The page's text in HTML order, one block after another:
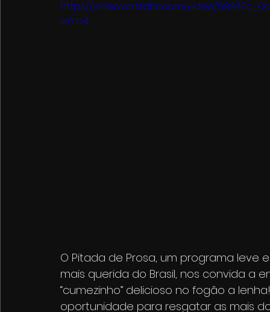
https://video.wixstatic.com/video/
e.mp4
O Pitada de Prosa, um programa leve
mais querida do Brasil, nos convida a
“cumezinho” delicioso no fogão a
oportunidade para resgatar as mais